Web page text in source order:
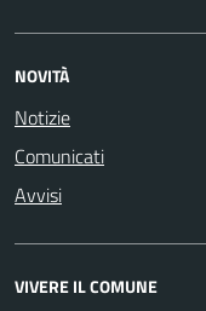
NOVITÀ
Notizie
Comunicati
Avvisi
VIVERE IL COMUNE